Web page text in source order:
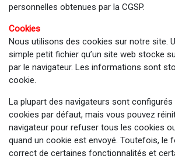
personnelles obtenues par la CGSP.
Cookies
Nous utilisons des cookies sur notre site.
simple petit fichier qu’un site web stocke
par le navigateur. Les informations sont
cookie.
La plupart des navigateurs sont
cookies par défaut, mais vous pouvez
navigateur pour refuser tous les cookies
quand un cookie est envoyé. Toutefois, le
correct de certaines fonctionnalités et